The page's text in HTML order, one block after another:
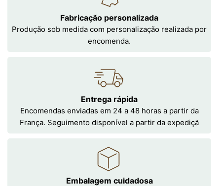
Fabricação personalizada
Produção sob medida com personalização realizada por
encomenda.
Entrega rápida
Encomendas enviadas em 24 a 48 horas a partir da
França. Seguimento disponível a partir da expediçã
Embalagem cuidadosa